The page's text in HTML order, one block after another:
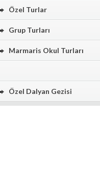
Özel Turlar
Grup Turları
Marmaris Okul Turları
Özel Dalyan Gezisi